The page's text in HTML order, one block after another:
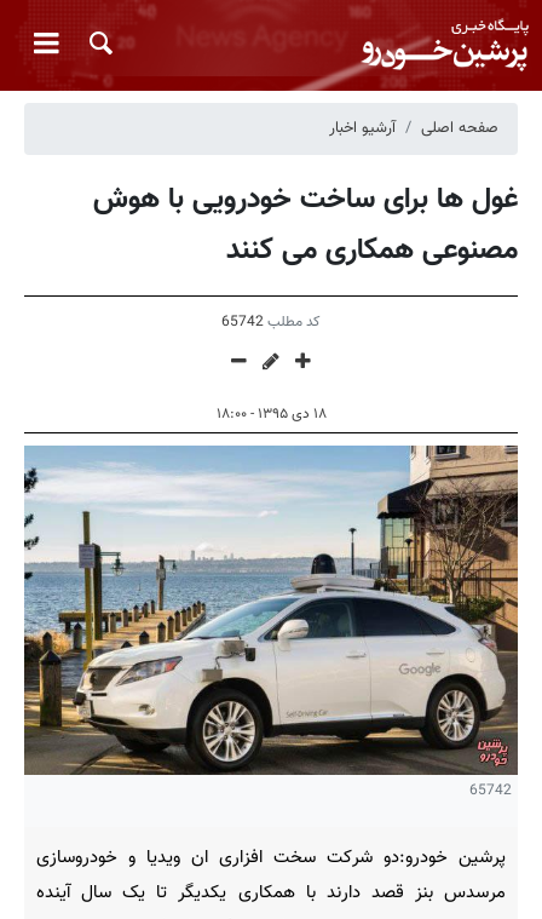
صفحه اصلی آرشیو اخبار
غول ها برای ساخت خودرویی با هوش
مصنوعی همکاری می کنند
کد مطلب65742
۱۸ دی ۱۳۹۵ - ۱۸:۰۰
65742
پرشین خودرو:دو شرکت سخت افزاری ان ویدیا و خودروسازی
مرسدس بنز قصد دارند با همکاری یکدیگر تا یک سال آینده